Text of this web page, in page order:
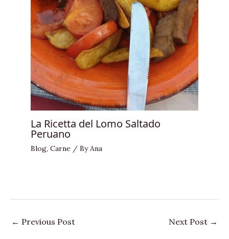
La Ricetta del Lomo Saltado
Peruano
Blog, Carne / ByAna
← Previous Post Next Post →